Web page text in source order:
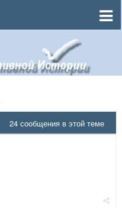
24 сообщения в этой теме